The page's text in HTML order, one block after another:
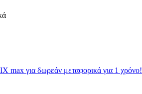
max για δωρεάν μεταφορικά για 1 χρόνο!